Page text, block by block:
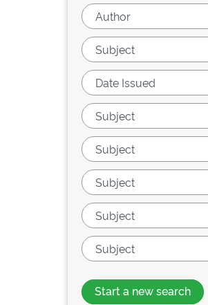
Start a new search